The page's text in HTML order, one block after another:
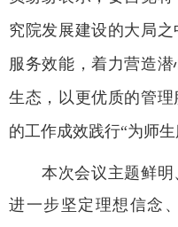
究院发展建设的大局
服务效能，着力营造
生态，以更优质的管
的工作成效践行“为师生
本次会议主题鲜
进一步坚定理想信念